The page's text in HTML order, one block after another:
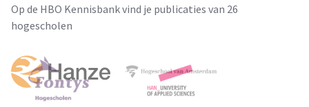
Op de HBO Kennisbank vind je publicaties van 26
hogescholen